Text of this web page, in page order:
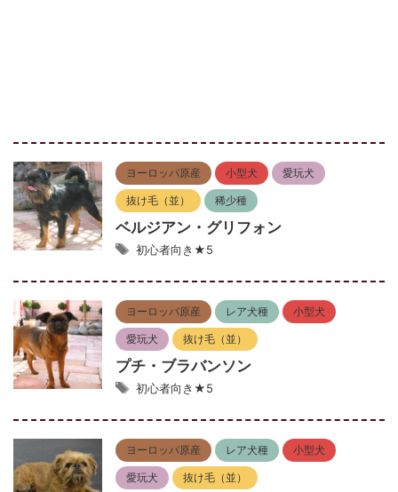
ヨーロッパ原産 小型犬 愛玩犬
抜け毛（並） 稀少種
ベルジアン・グリフォン
初心者向き★5
ヨーロッパ原産 レア犬種 小型犬
愛玩犬 抜け毛（並）
プチ・ブラバンソン
初心者向き★5
ヨーロッパ原産 レア犬種 小型犬
愛玩犬 抜け毛（並）